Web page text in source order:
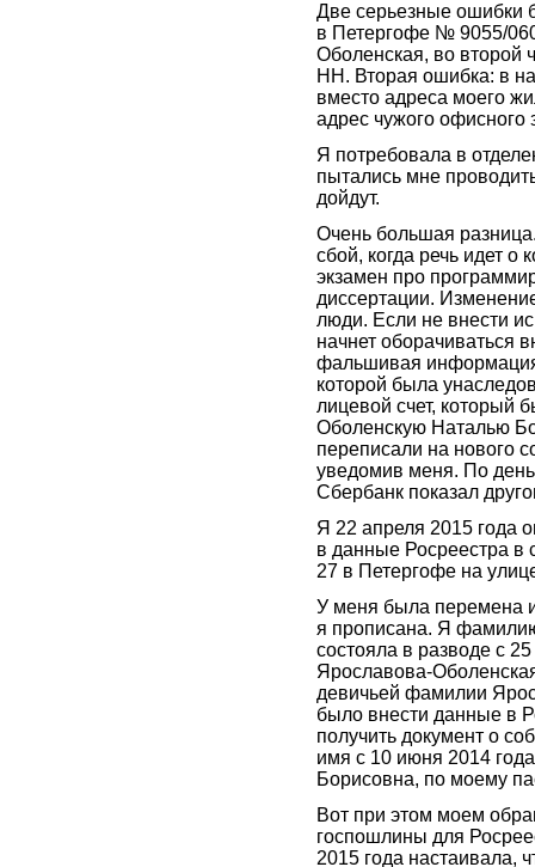
Две серьезные ошибки
в Петергофе № 9055/
Оболенская, во второй
НН. Вторая ошибка: в
вместо адреса моего
адрес чужого офисного
Я потребовала в
пытались мне
дойдут.
Очень большая
сбой, когда речь идет о
экзамен про
диссертации.
люди. Если не внести
начнет оборачиваться
фальшивая
которой была
лицевой счет, который
Оболенскую Наталью
переписали на нового
уведомив меня. По
Сбербанк показал
Я 22 апреля 2015 года
в данные Росреестра в
27 в Петергофе на
У меня была перемена
я прописана. Я
состояла в разводе с
Ярославова-
девичьей фамилии
было внести данные в
получить документ о
имя с 10 июня 2014
Борисовна, по моему
Вот при этом моем
госпошлины для
2015 года настаивала,